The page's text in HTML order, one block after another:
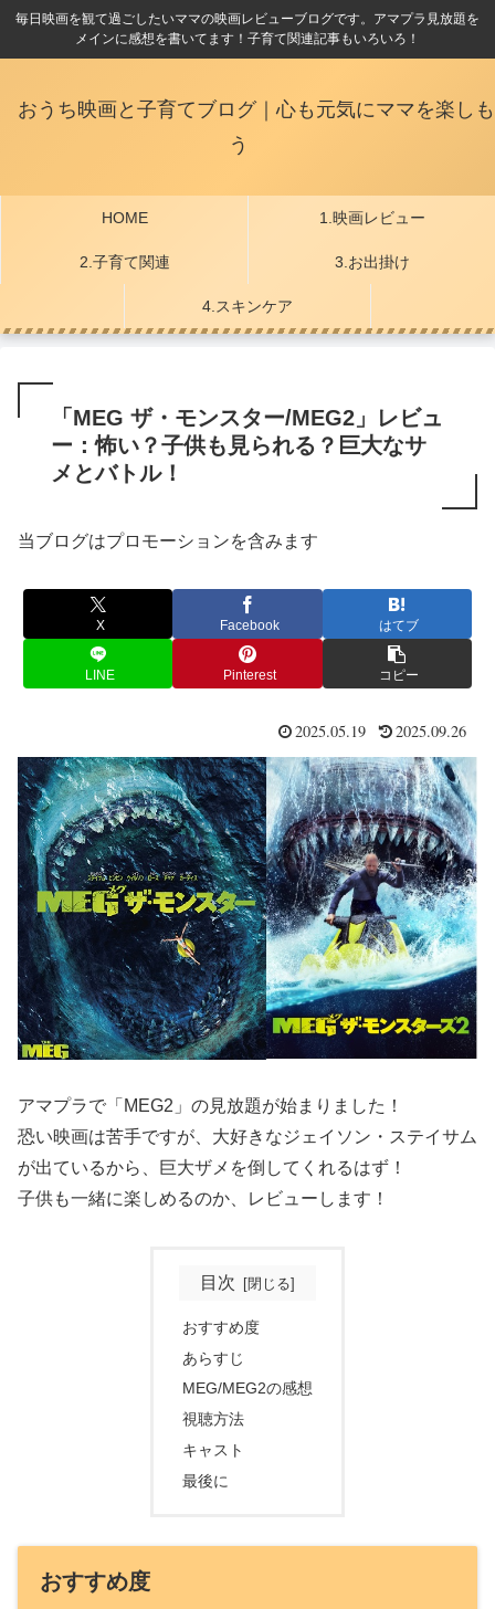
毎日映画を観て過ごしたいママの映画レビューブログです。アマプラ見放題を
メインに感想を書いてます！子育て関連記事もいろいろ！
おうち映画と子育てブログ｜心も元気にママを楽しも
う
HOME 1.映画レビュー
2.子育て関連 3.お出掛け
4.スキンケア
「MEG ザ・モンスター/MEG2」レビュ
ー：怖い？子供も見られる？巨大なサ
メとバトル！
当ブログはプロモーションを含みます
X Facebook はてブ
LINE Pinterest コピー
2025.05.19 2025.09.26
アマプラで「MEG2」の見放題が始まりました！
恐い映画は苦手ですが、大好きなジェイソン・ステイサム
が出ているから、巨大ザメを倒してくれるはず！
子供も一緒に楽しめるのか、レビューします！
目次
おすすめ度
あらすじ
MEG/MEG2の感想
視聴方法
キャスト
最後に
おすすめ度